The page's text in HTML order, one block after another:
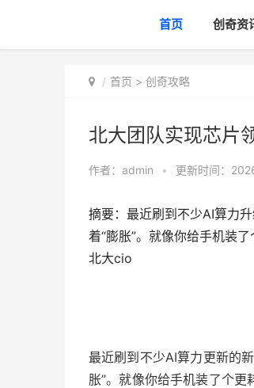
首页 创奇资
首页 > 创奇攻略
北大团队实现芯片
作者： admin • 更新时间：
摘要：最近刷到不少AI算力
着“膨胀”。就像你给手机装
北大cio
最近刷到不少AI算力更新的
胀”。就像你给手机装了个